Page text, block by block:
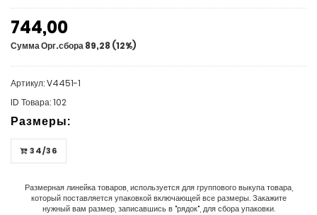
744,00
Сумма Орг.сбора 89,28 (12%)
Артикул: V4451-1
ID Товара: 102
Размеры:
34/36
Размерная линейка товаров, используется для группового выкупа товара,
который поставляется упаковкой включающей все размеры. Закажите
нужный вам размер, записавшись в "рядок", для сбора упаковки.